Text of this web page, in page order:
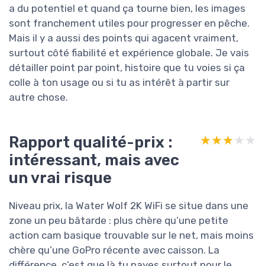
a du potentiel et quand ça tourne bien, les images
sont franchement utiles pour progresser en pêche.
Mais il y a aussi des points qui agacent vraiment,
surtout côté fiabilité et expérience globale. Je vais
détailler point par point, histoire que tu voies si ça
colle à ton usage ou si tu as intérêt à partir sur
autre chose.
Rapport qualité-prix :
intéressant, mais avec
un vrai risque
★★★★★
★★★★★
Niveau prix, la Water Wolf 2K WiFi se situe dans une
zone un peu bâtarde : plus chère qu’une petite
action cam basique trouvable sur le net, mais moins
chère qu’une GoPro récente avec caisson. La